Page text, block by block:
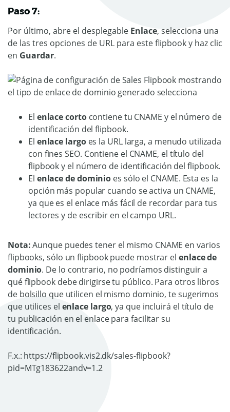
Paso 7:
Por último, abre el desplegable Enlace, selecciona una
de las tres opciones de URL para este flipbook y haz clic
en Guardar.
El enlace cortocontiene tu CNAME y el número de
identificación del flipbook.
El enlace largoes la URL larga, a menudo utilizada
con fines SEO. Contiene el CNAME, el título del
flipbook y el número de identificación del flipbook.
El enlace de dominio es sólo el CNAME. Esta es la
opción más popular cuando se activa un CNAME,
ya que es el enlace más fácil de recordar para tus
lectores y de escribir en el campo URL.
Nota:Aunque puedes tener el mismo CNAME en varios
flipbooks, sólo un flipbook puede mostrar el enlace de
dominio. De lo contrario, no podríamos distinguir a
qué flipbook debe dirigirse tu público. Para otros libros
de bolsillo que utilicen el mismo dominio, te sugerimos
que utilices el enlace largo, ya que incluirá el título de
tu publicación en el enlace para facilitar su
identificación.
F.x.: https://flipbook.vis2.dk/sales-flipbook?
pid=MTg183622andv=1.2